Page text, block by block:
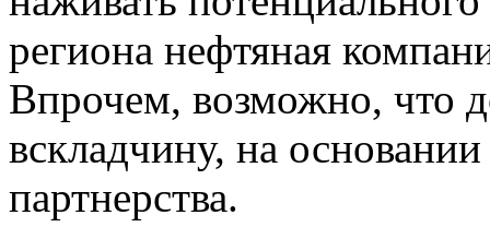
региона нефтяная
Впрочем, возможно, что
вскладчину, на
партнерства.